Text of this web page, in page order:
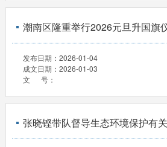
潮南区隆重举行2026元旦升国旗
发布日期： 2026-01-04
成文日期： 2026-01-03
文 号：
张晓铿带队督导生态环境保护有